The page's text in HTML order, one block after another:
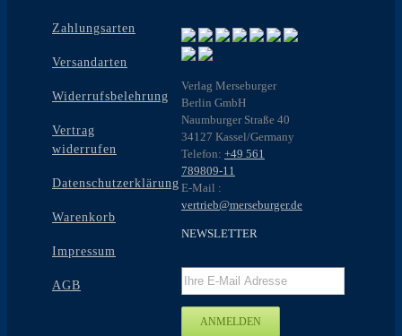
Zahlungsarten
Versandarten
Widerrufsbelehrung
Vertrag
widerrufen
Datenschutzerklärung
Warenkorb
Impressum
AGB
Verlag Merseburger
Berlin GmbH
Naumburger Straße 40
34127 Kassel/Germany
Telefon: +49 561
789809-11
E-Mail :
vertrieb@merseburger.de
NEWSLETTER